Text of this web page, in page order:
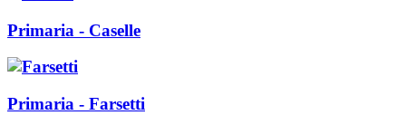
Primaria - Caselle
Primaria - Farsetti